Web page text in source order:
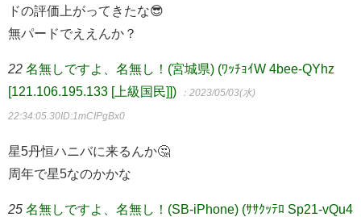
ドの評価上がってきたな😎
無パードでええんか？
22 名無しですよ、名無し！(宮城県) (ﾜｯﾁｮｲW 4bee-QYhz
[121.106.195.133 [上級国民]])
：2023/05/03(水)
22:34:05.30ID:1mCIPgBx0
星5丹恒ハニバに来るんか🤔
周年で星5なのかかな
25 名無しですよ、名無し！(SB-iPhone) (ｻｻｸｯﾃﾛ Sp21-vQu4